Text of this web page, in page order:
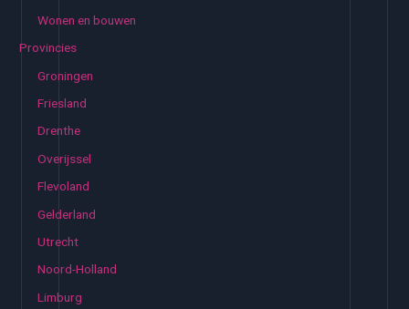
Wonen en bouwen
Provincies
Groningen
Friesland
Drenthe
Overijssel
Flevoland
Gelderland
Utrecht
Noord-Holland
Limburg